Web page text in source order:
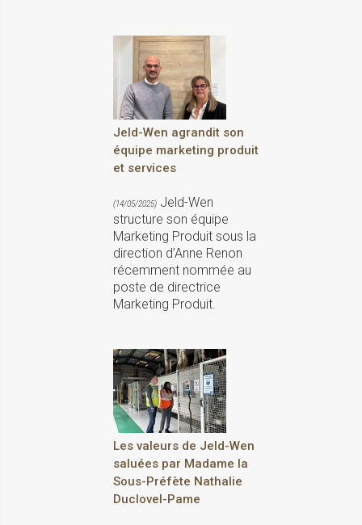
Jeld-Wen agrandit son
équipe marketing produit
et services
(14/05/2025) Jeld-Wen
structure son équipe
Marketing Produit sous la
direction d’Anne Renon
récemment nommée au
poste de directrice
Marketing Produit.
Les valeurs de Jeld-Wen
saluées par Madame la
Sous-Préfète Nathalie
Duclovel-Pame